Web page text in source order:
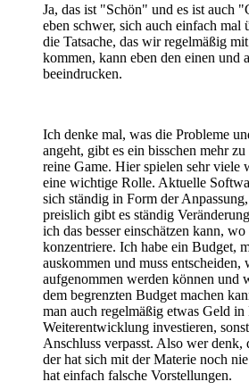
Ja, das ist "Schön" und es ist auch
eben schwer, sich auch einfach mal
die Tatsache, das wir regelmäßig
kommen, kann eben den einen und
beeindrucken.
Ich denke mal, was die Probleme
angeht, gibt es ein bisschen mehr
reine Game. Hier spielen sehr viele
eine wichtige Rolle. Aktuelle
sich ständig in Form der
preislich gibt es ständig
ich das besser einschätzen kann,
konzentriere. Ich habe ein Budget,
auskommen und muss entscheiden,
aufgenommen werden können und
dem begrenzten Budget machen
man auch regelmäßig etwas Geld in
Weiterentwicklung investieren,
Anschluss verpasst. Also wer denk,
der hat sich mit der Materie noch
hat einfach falsche Vorstellungen.